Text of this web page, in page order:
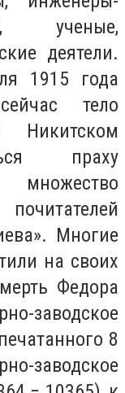
ученые,
деятели.
1915 года
тело
Никитском
праху
Многие
на своих
Федора
заводское
8
заводское